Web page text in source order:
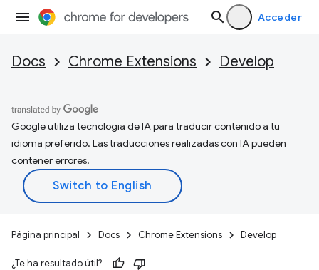
Acceder
Docs Chrome Extensions Develop
Google utiliza tecnología de IA para traducir contenido a tu
idioma preferido. Las traducciones realizadas con IA pueden
contener errores.
Página principal Docs Chrome Extensions Develop
¿Te ha resultado útil?